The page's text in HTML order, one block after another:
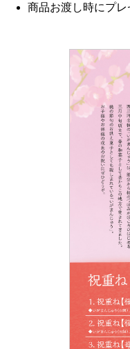
商品お渡し時にプレ